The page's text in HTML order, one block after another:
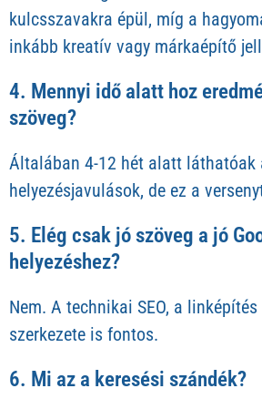
kulcsszavakra épül, míg a
inkább kreatív vagy márkaépítő
4. Mennyi idő alatt hoz
szöveg?
Általában 4-12 hét alatt láthatóak
helyezésjavulások, de ez a
5. Elég csak jó szöveg a jó
helyezéshez?
Nem. A technikai SEO, a
szerkezete is fontos.
6. Mi az a keresési szándék?